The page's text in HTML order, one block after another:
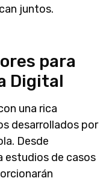
juntos.
para
Digital
una rica
desarrollados por
Desde
estudios de casos